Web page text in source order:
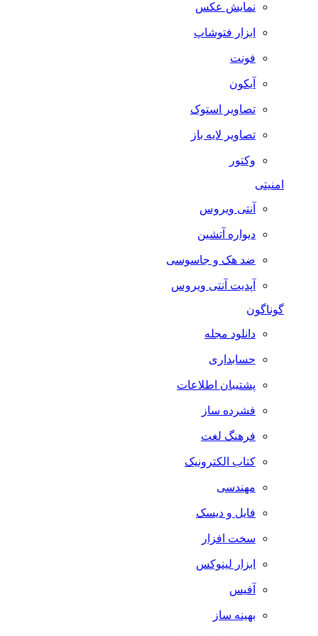
نمایش عکس
ابزار فتوشاپ
فونت
آیکون
تصاویر استوک
تصاویر لایه باز
وکتور
آنتی ویروس
دیواره آتشین
ضد هک و جاسوسی
آپدیت آنتی ویروس
گوناگون
دانلود مجله
حسابداری
پشتیبان اطلاعات
فشرده ساز
فرهنگ لغت
کتاب الکترونیک
مهندسی
فایل و دیسک
سخت افزار
ابزار لینوکس
آفیس
بهینه ساز